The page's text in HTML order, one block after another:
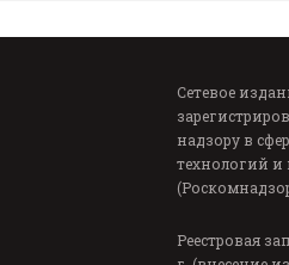
Сетевое
надзору в
технологий
Реестровая